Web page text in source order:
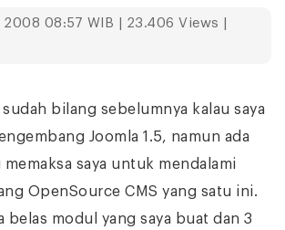
2008 08:57 WIB | 23.406 Views |
sudah bilang sebelumnya kalau saya
Joomla 1.5, namun ada
saya untuk mendalami
OpenSource CMS yang satu ini.
belas modul yang saya buat dan 3